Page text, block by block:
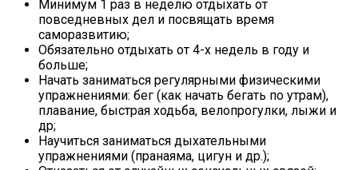
Минимум 1 раз в неделю отдыхать от
повседневных дел и посвящать время
саморазвитию;
Обязательно отдыхать от 4-х недель в году и
больше;
Начать заниматься регулярными физическими
упражнениями: бег (как начать бегать по утрам),
плавание, быстрая ходьба, велопрогулки, лыжи и
др;
Научиться заниматься дыхательными
упражнениями (пранаяма, цигун и др.);